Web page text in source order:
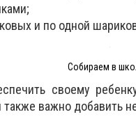
и по одной
Собираем в
своему
также важно добавить